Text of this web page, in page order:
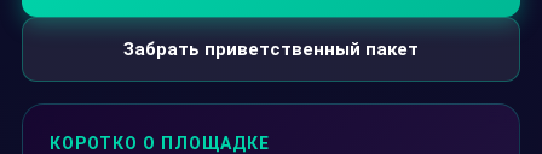
Забрать приветственный пакет
КОРОТКО О ПЛОЩАДКЕ